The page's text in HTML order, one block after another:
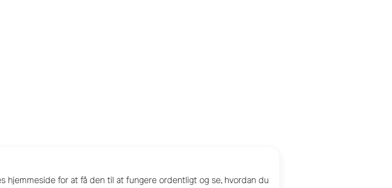
hjemmeside for at få den til at fungere ordentligt og se, hvordan du